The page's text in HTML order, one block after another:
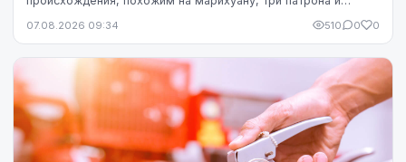
07.08.2026 09:34 510 0 0